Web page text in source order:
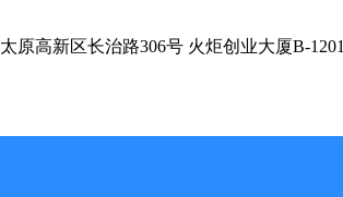
太原高新区长治路306号 火炬创业大厦B-1201